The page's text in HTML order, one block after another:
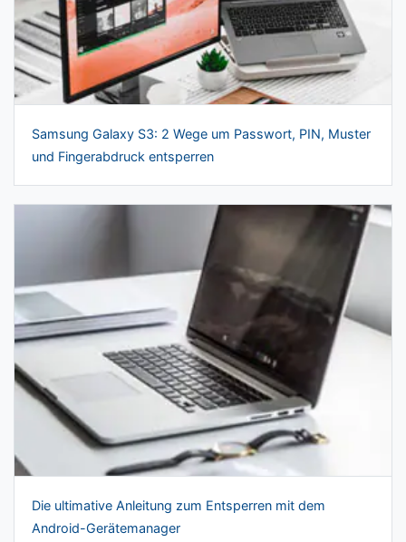
Samsung Galaxy S3: 2 Wege um Passwort, PIN, Muster
und Fingerabdruck entsperren
Die ultimative Anleitung zum Entsperren mit dem
Android-Gerätemanager